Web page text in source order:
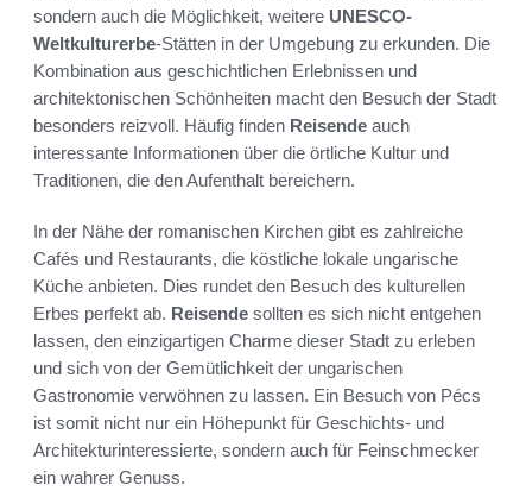
sondern auch die Möglichkeit, weitere UNESCO-
Weltkulturerbe-Stätten in der Umgebung zu erkunden. Die
Kombination aus geschichtlichen Erlebnissen und
architektonischen Schönheiten macht den Besuch der Stadt
besonders reizvoll. Häufig finden Reisende auch
interessante Informationen über die örtliche Kultur und
Traditionen, die den Aufenthalt bereichern.
In der Nähe der romanischen Kirchen gibt es zahlreiche
Cafés und Restaurants, die köstliche lokale ungarische
Küche anbieten. Dies rundet den Besuch des kulturellen
Erbes perfekt ab. Reisende sollten es sich nicht entgehen
lassen, den einzigartigen Charme dieser Stadt zu erleben
und sich von der Gemütlichkeit der ungarischen
Gastronomie verwöhnen zu lassen. Ein Besuch von Pécs
ist somit nicht nur ein Höhepunkt für Geschichts- und
Architekturinteressierte, sondern auch für Feinschmecker
ein wahrer Genuss.